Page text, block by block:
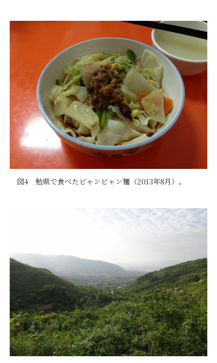
図4 勉県で食べたビャンビャン麵（2013年8月）。